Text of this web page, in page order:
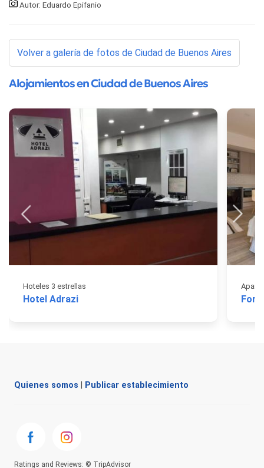
Autor: Eduardo Epifanio
Volver a galería de fotos de Ciudad de Buenos Aires
Alojamientos en Ciudad de Buenos Aires
Hoteles 3 estrellas
Hotel Adrazi
Apart
For
Quienes somos Publicar establecimiento
Ratings and Reviews: © TripAdvisor